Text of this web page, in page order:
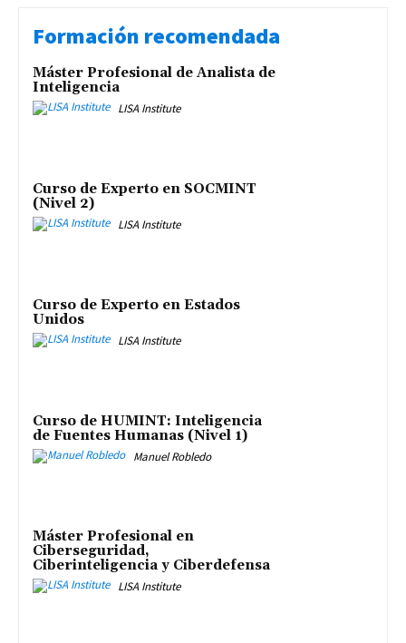
Formación recomendada
Máster Profesional de Analista de
Inteligencia
LISA Institute
Curso de Experto en SOCMINT
(Nivel 2)
LISA Institute
Curso de Experto en Estados
Unidos
LISA Institute
Curso de HUMINT: Inteligencia
de Fuentes Humanas (Nivel 1)
Manuel Robledo
Máster Profesional en
Ciberseguridad,
Ciberinteligencia y Ciberdefensa
LISA Institute